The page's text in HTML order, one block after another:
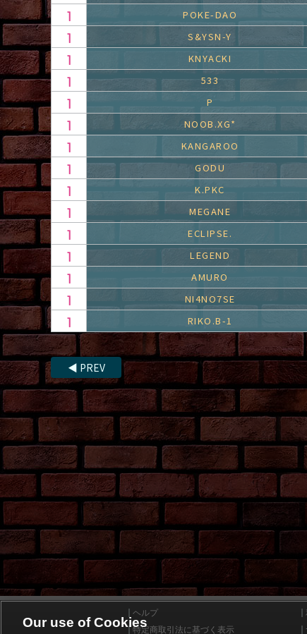
POKE-DAO
S&YSN-Y
KNYACKI
533
P
NOOB.XG*
KANGAROO
GODU
K.PKC
MEGANE
ECLIPSE.
LEGEND
AMURO
NI4NO7SE
RIKO.B-1
◀ PREV
ヘルプ
特定商取引法に基づく表示
Our use of Cookies